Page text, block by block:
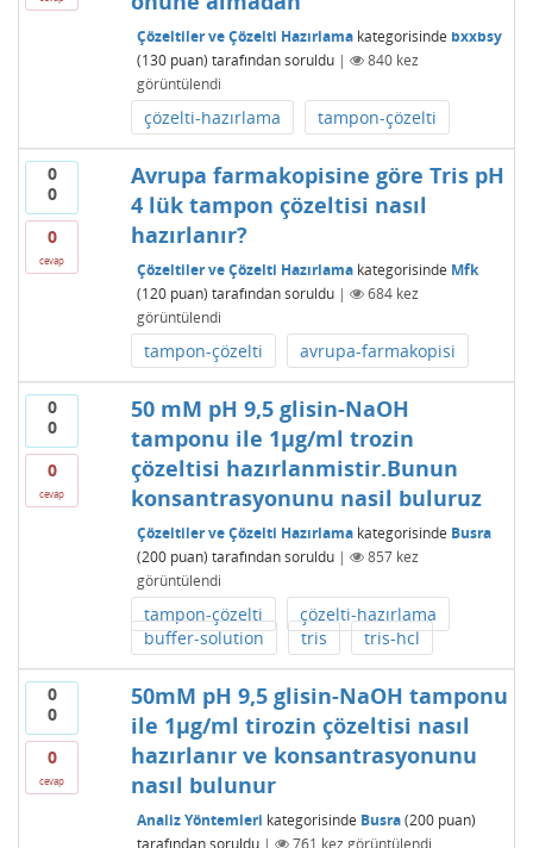
Çözeltiler ve Çözelti Hazırlamakategorisinde bxxbsy
(130puan) tarafından soruldu | 840kez
görüntülendi
çözelti-hazırlama tampon-çözelti
0
0
0
cevap
Avrupa farmakopisine göre Tris pH
4 lük tampon çözeltisi nasıl
hazırlanır?
Çözeltiler ve Çözelti Hazırlamakategorisinde Mfk
(120puan) tarafından soruldu | 684kez
görüntülendi
tampon-çözelti avrupa-farmakopisi
0
0
0
cevap
50 mM pH 9,5 glisin-NaOH
tamponu ile 1µg/ml trozin
çözeltisi hazırlanmistir.Bunun
konsantrasyonunu nasil buluruz
Çözeltiler ve Çözelti Hazırlamakategorisinde Busra
(200puan) tarafından soruldu | 857kez
görüntülendi
tampon-çözelti
çözelti-hazırlama
buffer-solution
tris tris-hcl
0
0
0
cevap
50mM pH 9,5 glisin-NaOH tamponu
ile 1µg/ml tirozin çözeltisi nasıl
hazırlanır ve konsantrasyonunu
nasıl bulunur
Analiz Yöntemleri kategorisinde Busra (200puan)
tarafından soruldu | 761 kez görüntülendi